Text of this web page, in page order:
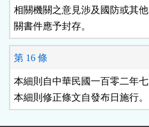
相關機關之意見涉及國防或其
關書件應予封存。
第 16 條
本細則自中華民國一百零二年七
本細則修正條文自發布日施行。